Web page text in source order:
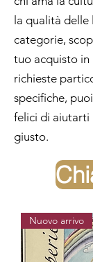
la qualità
categorie,
tuo acquisto in
richieste
specifiche,
felici di aiutarti
giusto.
Nuovo arrivo